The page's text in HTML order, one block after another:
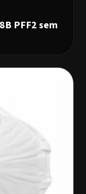
PFF2 sem